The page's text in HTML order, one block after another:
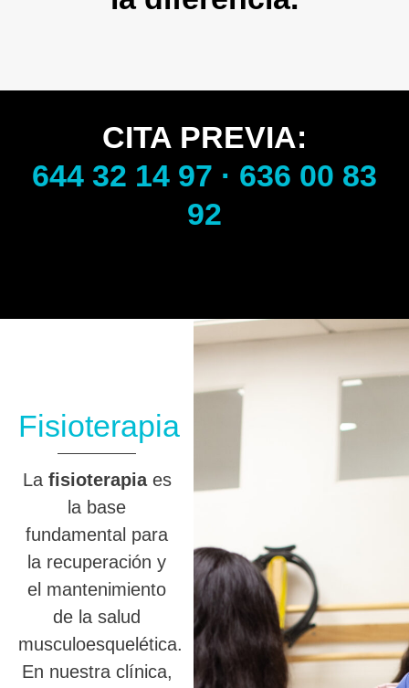
CITA PREVIA:
644 32 14 97 · 636 00 83
92
Fisioterapia
La fisioterapiaes
la base
fundamental para
la recuperación y
el mantenimiento
de la salud
musculoesquelética.
En nuestra clínica,